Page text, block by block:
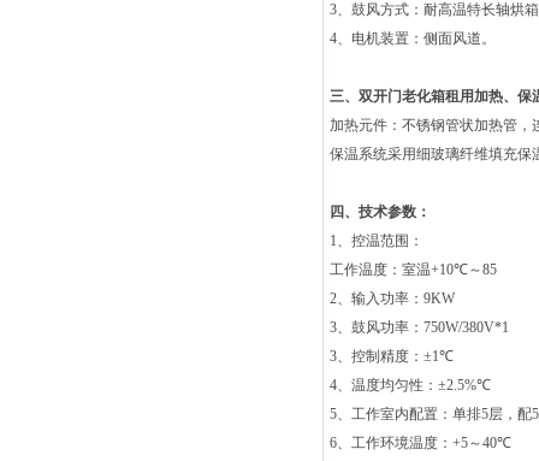
3、鼓风方式：耐高温特长轴烘
4、电机装置：侧面风道。
三、 双开门老化箱租用加热、保
加热元件：不锈钢管状加热管，
保温系统采用细玻璃纤维填充保
四、技术参数：
1、控温范围：
工作温度：室温+10℃～85
2、输入功率： 9KW
3、鼓风功率： 750W/380V*1
3、控制精度：±1℃
4、温度均匀性：±2.5%℃
5、工作室内配置：单排5层，配5
6、工作环境温度： +5～40℃